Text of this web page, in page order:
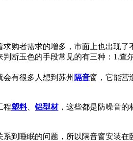
购者需求的增多，市面上也出现
断玉色的手段常见的有三种：1.
有很多人想到苏州 隔音窗，它能营
程塑料、铝型材，这些都是防噪音的
到睡眠的问题，所以隔音窗安装在